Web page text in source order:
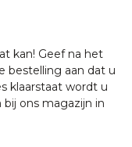
kan! Geef na het
bestelling aan dat u
klaarstaat wordt u
ons magazijn in